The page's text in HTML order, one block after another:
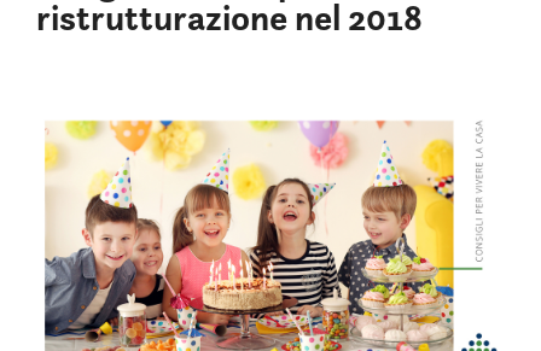
ristrutturazione nel 2018